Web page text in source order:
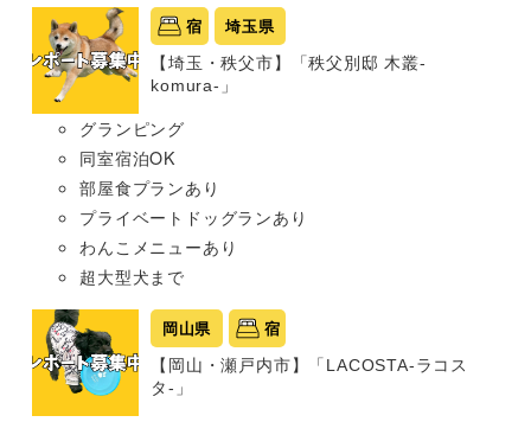
宿 埼玉県
【埼玉・秩父市】「秩父別邸 木叢-
komura-」
グランピング
同室宿泊OK
部屋食プランあり
プライベートドッグランあり
わんこメニューあり
超大型犬まで
岡山県 宿
【岡山・瀬戸内市】「LACOSTA-ラコス
タ-」